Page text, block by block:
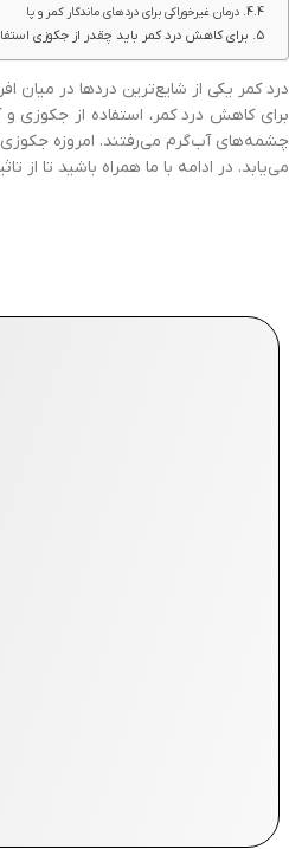
درمان غیرخوراکی برای دردهای ماندگار کمر و پا
برای کاهش درد کمر باید چقدر از جکوزی
برای کاهش درد کمر، استفاده از
چشمه‌های آب‌گرم می‌رفتند. امروزه
می‌یابد. در ادامه با ما همراه باشید تا از